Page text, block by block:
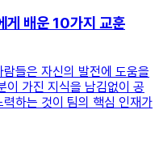
게 배운 10가지 교훈
들은 자신의 발전에 도움을
이 가진 지식을 남김없이 공
하는 것이 팀의 핵심 인재가